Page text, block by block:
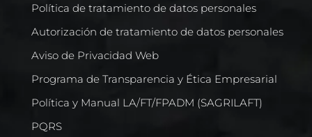
Política de tratamiento de datos personales
Autorización de tratamiento de datos personales
Aviso de Privacidad Web
Programa de Transparencia y Ética Empresarial
Política y Manual LA/FT/FPADM (SAGRILAFT)
PQRS